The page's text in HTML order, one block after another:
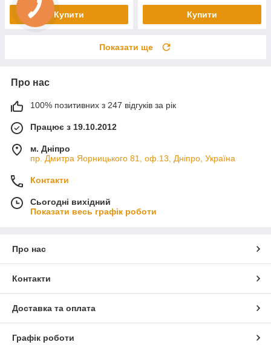
Купити Купити
Показати ще
Про нас
100% позитивних з 247 відгуків за рік
Працює з 19.10.2012
м. Дніпро
пр. Дмитра Яорницького 81, оф.13, Дніпро, Україна
Контакти
Сьогодні вихідний
Показати весь графік роботи
Про нас
Контакти
Доставка та оплата
Графік роботи